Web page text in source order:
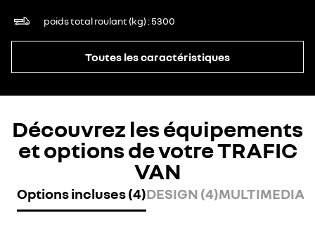
poids total roulant (kg) 5300
Toutes les caractéristiques
Découvrez les équipements
et options de votre TRAFIC
VAN
Options incluses (4)DESIGN (4)MULTIMEDIA